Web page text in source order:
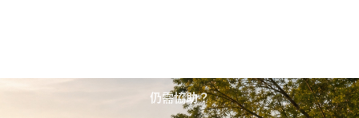
仍需協助？